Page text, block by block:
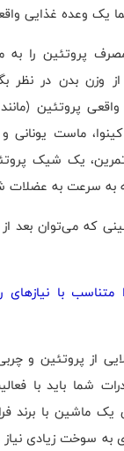
یک وعده غذایی
از وزن بدن در نظر
واقعی پروتئین
ماست
تمرین، یک شیک
به سرعت به عضلات
که می‌توان بعد از
با نیازهای
از پروتئین و
شما باید با
یک ماشین با برند
به سوخت زیادی